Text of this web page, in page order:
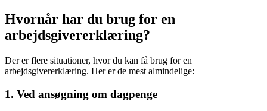
Hvornår har du brug for en
arbejdsgivererklæring?
Der er flere situationer, hvor du kan få brug for en
arbejdsgivererklæring. Her er de mest almindelige:
1. Ved ansøgning om dagpenge